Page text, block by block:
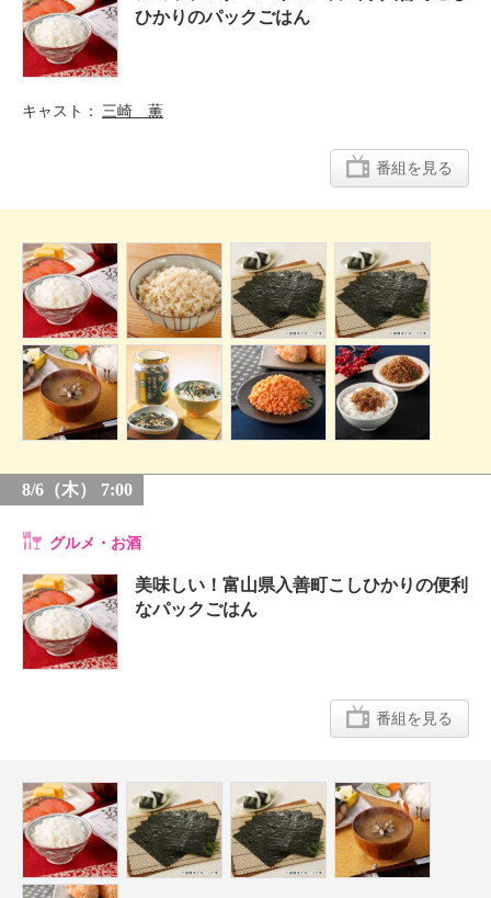
ひかりのパックごはん
キャスト 三崎 薫
番組を見る
8/6（木） 7:00
グルメ・お酒
美味しい！富山県入善町こしひかりの便利
なパックごはん
番組を見る